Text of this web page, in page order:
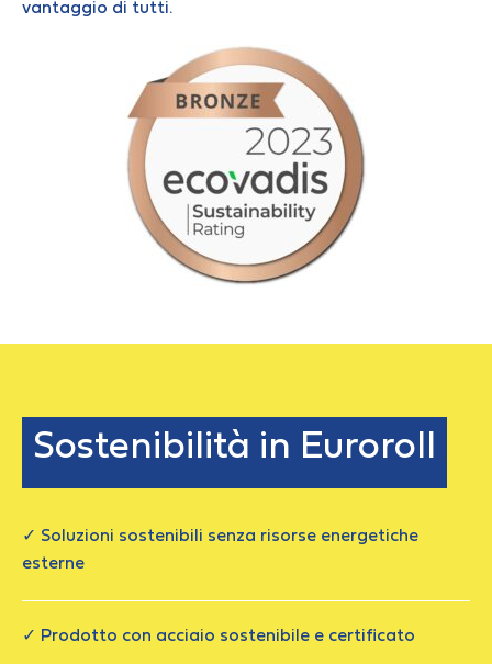
vantaggio di tutti.
Sostenibilità in Euroroll
✓ Soluzioni sostenibili senza risorse energetiche
esterne
✓ Prodotto con acciaio sostenibile e certificato